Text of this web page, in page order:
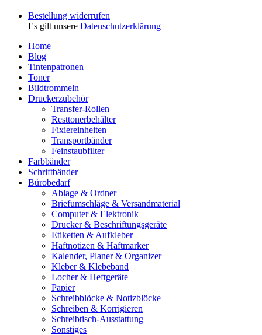
Bestellung widerrufen
Es gilt unsere Datenschutzerklärung
Home
Blog
Tintenpatronen
Toner
Bildtrommeln
Druckerzubehör
Transfer-Rollen
Resttonerbehälter
Fixiereinheiten
Transportbänder
Feinstaubfilter
Farbbänder
Schriftbänder
Bürobedarf
Ablage & Ordner
Briefumschläge & Versandmaterial
Computer & Elektronik
Drucker & Beschriftungsgeräte
Etiketten & Aufkleber
Haftnotizen & Haftmarker
Kalender, Planer & Organizer
Kleber & Klebeband
Locher & Heftgeräte
Papier
Schreibblöcke & Notizblöcke
Schreiben & Korrigieren
Schreibtisch-Ausstattung
Sonstiges